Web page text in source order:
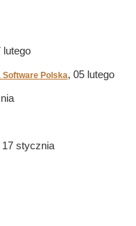
lutego
Software Polska, 05 lutego
17 stycznia